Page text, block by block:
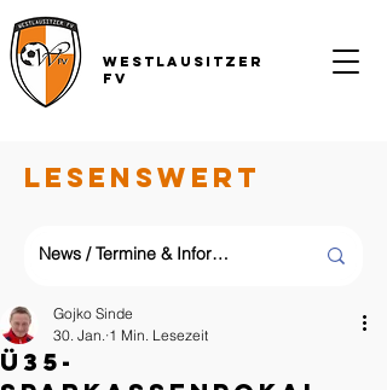
Westlausitzer
FV
LESENSWERT
Ü35-
Gojko Sinde
30. Jan. 1 Min. Lesezeit